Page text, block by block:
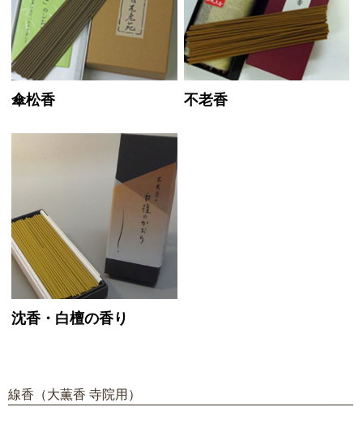
傘松香 不老香
沈香・白檀の香り
線香（大薫香 寺院用）